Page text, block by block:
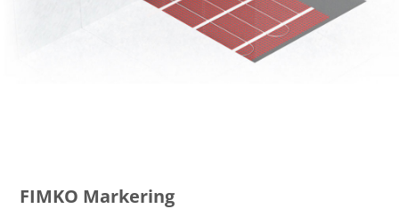
FIMKO Markering